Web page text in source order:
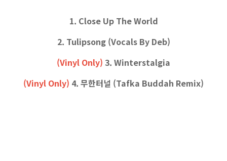
1. Close Up The World
2. Tulipsong (Vocals By Deb)
(Vinyl Only) 3. Winterstalgia
(Vinyl Only) 4. 무한터널 (Tafka Buddah Remix)